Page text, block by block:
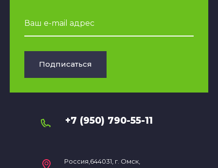
Подписаться
+7 (950) 790-55-11
Россия,644031, г. Омск,